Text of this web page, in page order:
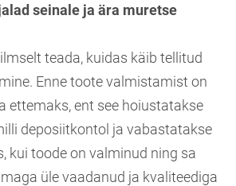
seinale ja ära muretse
teada, kuidas käib tellitud
Enne toote valmistamist on
ettemaks, ent see hoiustatakse
deposiitkontol ja vabastatakse
kui toode on valminud ning sa
üle vaadanud ja kvaliteediga